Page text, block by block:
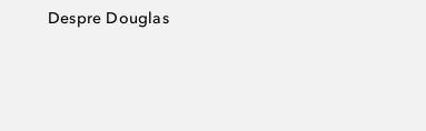
Despre Douglas